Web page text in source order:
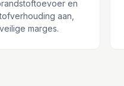
en
aan,
marges.